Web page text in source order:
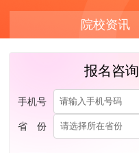
院校资讯
报名咨询
手机号
省 份 请选择所在省份